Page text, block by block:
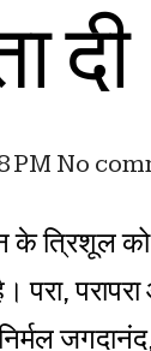
PM No
के त्रिशूल
जगदानंद,